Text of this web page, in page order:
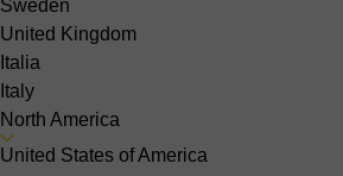
Sweden
United Kingdom
Italia
Italy
North America
United States of America